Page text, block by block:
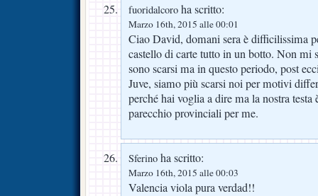
fuoridalcoro ha scritto:
Marzo 16th, 2015 alle 00:01
Ciao David, domani sera è difficilissima
castello di carte tutto in un botto. Non mi
sono scarsi ma in questo periodo, post
Juve, siamo più scarsi noi per motivi
perché hai voglia a dire ma la nostra
parecchio provinciali per me.
Sferino ha scritto:
Marzo 16th, 2015 alle 00:03
Valencia viola pura verdad!!